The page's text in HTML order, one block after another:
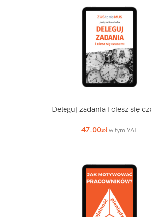
Deleguj zadania i ciesz się
47.00zł w tym VAT